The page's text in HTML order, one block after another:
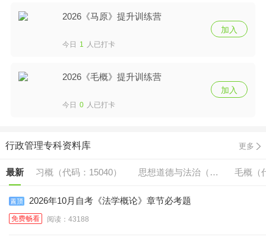
2026《马原》提升训练营
今日 1 人已打卡
加入
2026《毛概》提升训练营
今日 0 人已打卡
加入
行政管理专科资料库 更多
最新 习概（代码：15040） 思想道德与法治（代
码:15042）
毛概（
2026年10月自考《法学概论》章节必考题
免费畅看 阅读：43188